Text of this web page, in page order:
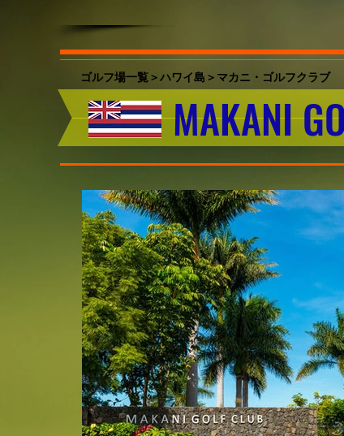
ゴルフ場一覧＞ハワイ島 ＞マカニ・ゴルフクラブ
MAKANI